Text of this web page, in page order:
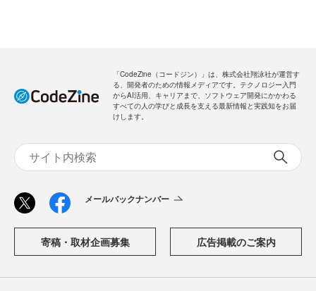
「CodeZine（コードジン）」は、株式会社翔泳社が運営す
る、開発者のための情報メディアです。テクノロジー入門
からAI活用、キャリアまで、ソフトウェア開発にかかわる
すべての人の学びと成長を支える最新情報と実践知をお届
けします。
メールバックナンバー
寄稿・取材企画募集 広告掲載のご案内